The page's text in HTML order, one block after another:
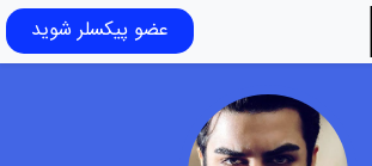
عضو پیکسلر شوید